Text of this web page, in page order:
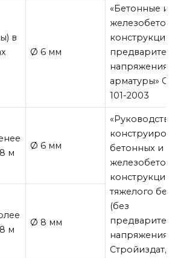
в
Ø 6 мм
«Бетонные и
конструкции
напряжения
арматуры» СП
101-2003
м
Ø 6 мм
«Руководство
бетонных и
конструкций
тяжелого
(без
Стройиздат,
м
Ø 8 мм